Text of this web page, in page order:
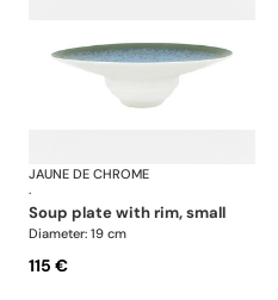
NymphéaJAUNE DE CHROME
·
soup plate with rim, small
Diameter: 19 cm
115 €